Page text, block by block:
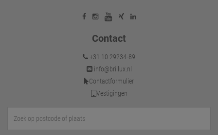
Contact
+31 10 29234-89
info@brillux.nl
Contactformulier
Vestigingen